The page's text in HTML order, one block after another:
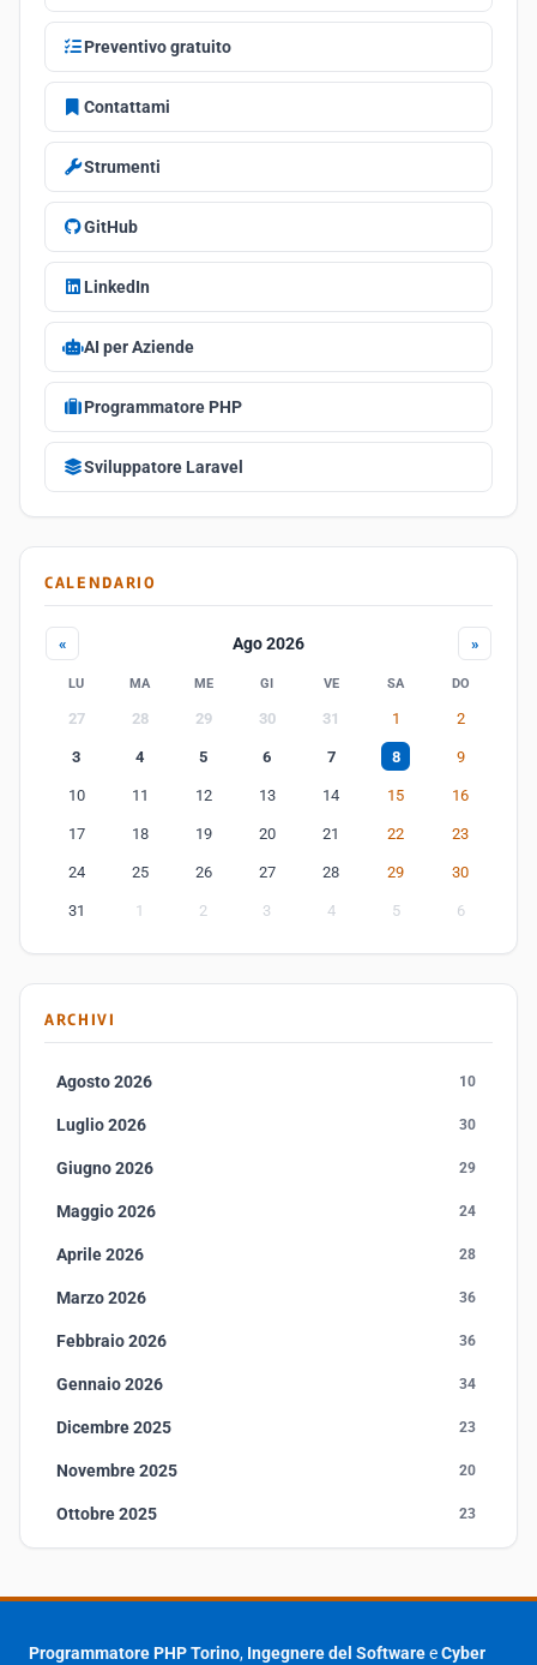
Preventivo gratuito
Contattami
Strumenti
GitHub
LinkedIn
AI per Aziende
Programmatore PHP
Sviluppatore Laravel
CALENDARIO
« Ago 2026 »
LU MA ME GI VE SA DO
27 28 29 30 31 1 2
3 4 5 6 7 8 9
10 11 12 13 14 15 16
17 18 19 20 21 22 23
24 25 26 27 28 29 30
31 1 2 3 4 5 6
ARCHIVI
Agosto 2026 10
Luglio 2026 30
Giugno 2026 29
Maggio 2026 24
Aprile 2026 28
Marzo 2026 36
Febbraio 2026 36
Gennaio 2026 34
Dicembre 2025 23
Novembre 2025 20
Ottobre 2025 23
Agosto 2025 1
23
Programmatore PHP Torino, Ingegnere del SoftwareeCyber